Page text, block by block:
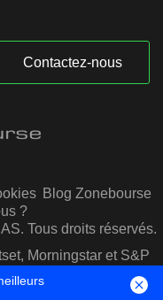
Contactez-nous
Blog Zonebourse
?
Tous droits réservés.
Morningstar et S&P